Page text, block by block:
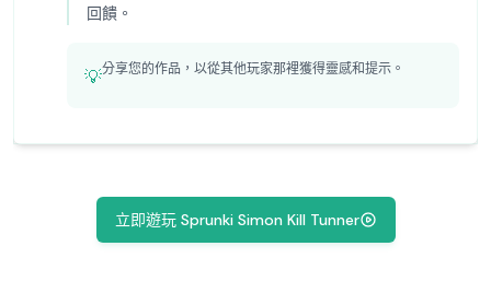
回饋。
💡分享您的作品，以從其他玩家那裡獲得靈感和提示。
立即遊玩 Sprunki Simon Kill Tunner